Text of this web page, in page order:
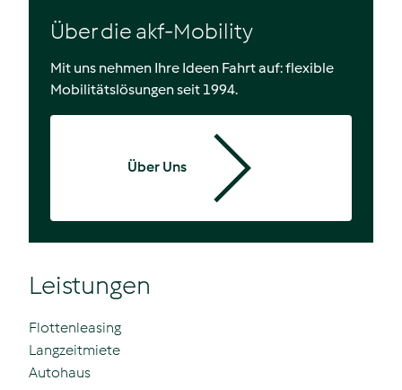
Über die akf-Mobility
Mit uns nehmen Ihre Ideen Fahrt auf: flexible
Mobilitätslösungen seit 1994.
Über Uns
Leistungen
Flottenleasing
Langzeitmiete
Autohaus